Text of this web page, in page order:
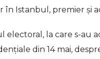
în Istanbul, premier și
electoral, la care s-au
din 14 mai,